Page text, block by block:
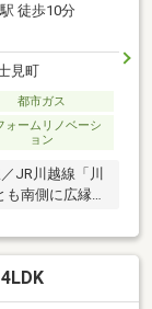
徒歩10分
見町
都市ガス
ォームリノベーシ
ョン
JR川越線「川
南側に広縁を
バルコニー
すが南・北側
リウム施工済▼
300m)・川越
歩2分(約